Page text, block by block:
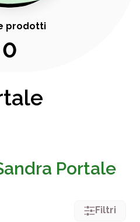
prodotti
0
Portale
Filtri